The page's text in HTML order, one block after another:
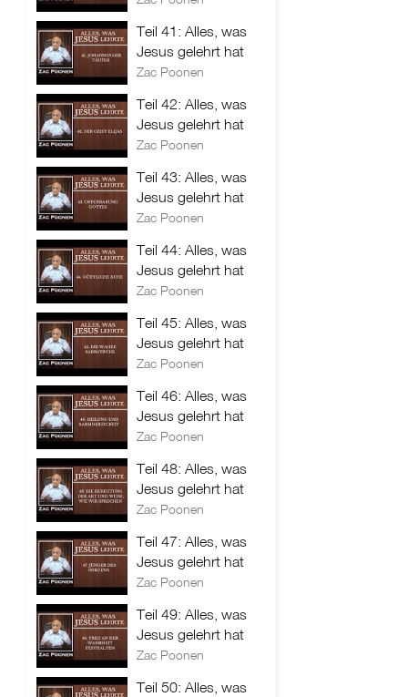
Teil 41: Alles, was
Jesus gelehrt hat
Zac Poonen
Teil 42: Alles, was
Jesus gelehrt hat
Zac Poonen
Teil 43: Alles, was
Jesus gelehrt hat
Zac Poonen
Teil 44: Alles, was
Jesus gelehrt hat
Zac Poonen
Teil 45: Alles, was
Jesus gelehrt hat
Zac Poonen
Teil 46: Alles, was
Jesus gelehrt hat
Zac Poonen
Teil 48: Alles, was
Jesus gelehrt hat
Zac Poonen
Teil 47: Alles, was
Jesus gelehrt hat
Zac Poonen
Teil 49: Alles, was
Jesus gelehrt hat
Zac Poonen
Teil 50: Alles, was